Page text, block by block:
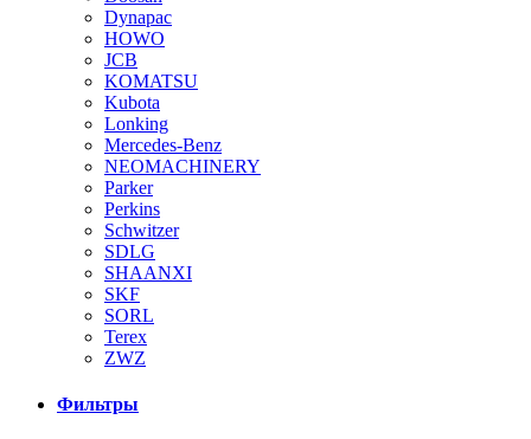
Dynapac
HOWO
JCB
KOMATSU
Kubota
Lonking
Mercedes-Benz
NEOMACHINERY
Parker
Perkins
Schwitzer
SDLG
SHAANXI
SKF
SORL
Terex
ZWZ
Фильтры